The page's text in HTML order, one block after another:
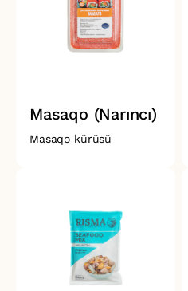
Masaqo (Narıncı)
Masaqo kürüsü